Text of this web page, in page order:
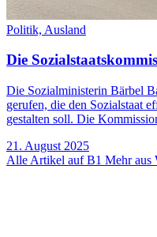
Politik, Ausland
Die
Die Sozialministerin Bärbel
gerufen, die den Sozialstaat
gestalten soll. Die
21. August 2025
Alle Artikel auf B1 Mehr aus